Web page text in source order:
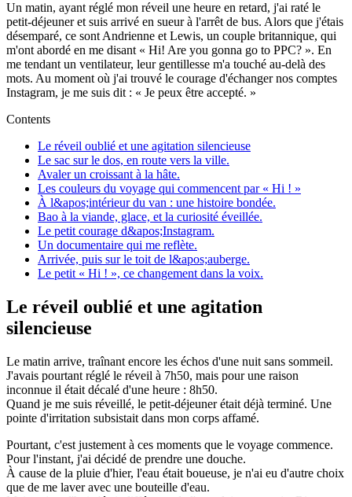
Un matin, ayant réglé mon réveil une heure en retard, j'ai raté le
petit-déjeuner et suis arrivé en sueur à l'arrêt de bus. Alors que j'étais
désemparé, ce sont Andrienne et Lewis, un couple britannique, qui
m'ont abordé en me disant « Hi! Are you gonna go to PPC? ». En
me tendant un ventilateur, leur gentillesse m'a touché au-delà des
mots. Au moment où j'ai trouvé le courage d'échanger nos comptes
Instagram, je me suis dit : « Je peux être accepté. »
Contents
Le réveil oublié et une agitation silencieuse
Le sac sur le dos, en route vers la ville.
Avaler un croissant à la hâte.
Les couleurs du voyage qui commencent par « Hi ! »
À l&apos;intérieur du van : une histoire bondée.
Bao à la viande, glace, et la curiosité éveillée.
Le petit courage d&apos;Instagram.
Un documentaire qui me reflète.
Arrivée, puis sur le toit de l&apos;auberge.
Le petit « Hi ! », ce changement dans la voix.
Le réveil oublié et une agitation
silencieuse
Le matin arrive, traînant encore les échos d'une nuit sans sommeil.
J'avais pourtant réglé le réveil à 7h50, mais pour une raison
inconnue il était décalé d'une heure : 8h50.
Quand je me suis réveillé, le petit-déjeuner était déjà terminé. Une
pointe d'irritation subsistait dans mon corps affamé.
Pourtant, c'est justement à ces moments que le voyage commence.
Pour l'instant, j'ai décidé de prendre une douche.
À cause de la pluie d'hier, l'eau était boueuse, je n'ai eu d'autre choix
que de me laver avec une bouteille d'eau.